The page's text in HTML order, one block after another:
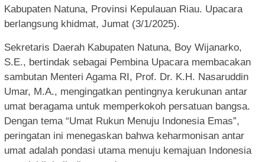
Kabupaten Natuna, Provinsi Kepulauan Riau. Upacara
berlangsung khidmat, Jumat (3/1/2025).
Sekretaris Daerah Kabupaten Natuna, Boy Wijanarko,
S.E., bertindak sebagai Pembina Upacara membacakan
sambutan Menteri Agama RI, Prof. Dr. K.H. Nasaruddin
Umar, M.A., mengingatkan pentingnya kerukunan antar
umat beragama untuk memperkokoh persatuan bangsa.
Dengan tema “Umat Rukun Menuju Indonesia Emas”,
peringatan ini menegaskan bahwa keharmonisan antar
umat adalah pondasi utama menuju kemajuan Indonesia